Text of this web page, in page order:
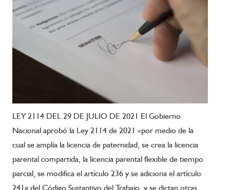
LEY 2114 DEL 29 DE JULIO DE 2021 El Gobierno
Nacional aprobó la Ley 2114 de 2021 «por medio de la
cual se amplía la licencia de paternidad, se crea la licencia
parental compartida, la licencia parental flexible de tiempo
parcial, se modifica el artículo 236 y se adiciona el artículo
241a del Código Sustantivo del Trabajo, y se dictan otras